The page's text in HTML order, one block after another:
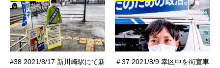
#38 2021/8/17 新川崎駅にて新
＃37 2021/8/9 幸区中を街宣車